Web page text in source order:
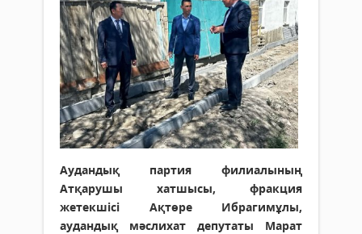
Аудандық партия филиалының
Атқарушы хатшысы, фракция
жетекшісі Ақтөре Ибрагимұлы,
аудандық мәслихат депутаты Марат